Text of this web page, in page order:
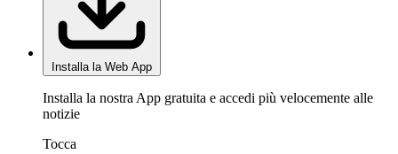
Installa la Web App
Installa la nostra App gratuita e accedi più velocemente alle
notizie
Tocca